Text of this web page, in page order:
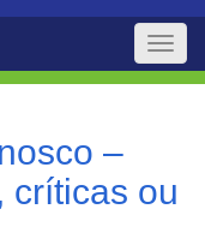
Toggle
–
críticas ou